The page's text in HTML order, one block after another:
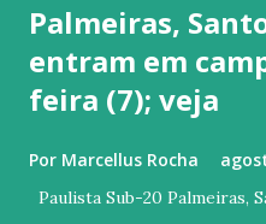
Palmeiras,
entram em
feira (7); veja
Por Marcellus Rocha
Paulista Sub-20 Palmeiras,